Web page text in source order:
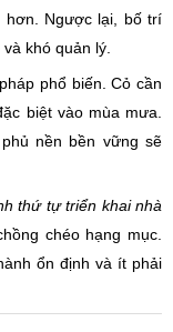
hơn. Ngược lại, bố trí
khó quản lý.
phổ biến. Cỏ cần
biệt vào mùa mưa.
nền bền vững sẽ
thứ tự triển khai nhà
chéo hạng mục.
ổn định và ít phải